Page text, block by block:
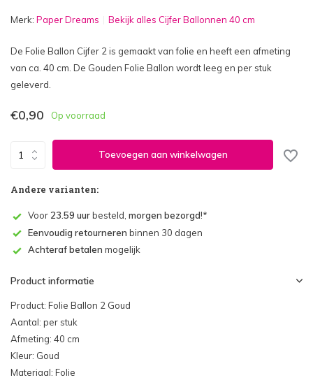
Merk: Paper Dreams Bekijk alles Cijfer Ballonnen 40 cm
De Folie Ballon Cijfer 2 is gemaakt van folie en heeft een afmeting
van ca. 40 cm. De Gouden Folie Ballon wordt leeg en per stuk
geleverd.
€0,90 Op voorraad
Toevoegen aan winkelwagen
Andere varianten:
Voor 23.59 uurbesteld, morgen bezorgd!*
Eenvoudig retourneren binnen 30 dagen
Achteraf betalen mogelijk
Product informatie
Product: Folie Ballon 2 Goud
Aantal: per stuk
Afmeting: 40 cm
Kleur: Goud
Materiaal: Folie